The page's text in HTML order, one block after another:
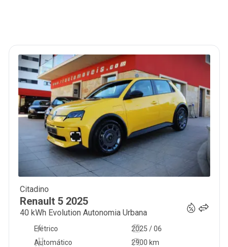
Citadino
Renault 5 2025
40 kWh Evolution Autonomia Urbana
2025 / 06
Automático
2900 km
Elétrico